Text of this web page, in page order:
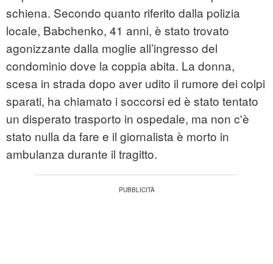
schiena. Secondo quanto riferito dalla polizia
locale, Babchenko, 41 anni, è stato trovato
agonizzante dalla moglie all’ingresso del
condominio dove la coppia abita. La donna,
scesa in strada dopo aver udito il rumore dei colpi
sparati, ha chiamato i soccorsi ed è stato tentato
un disperato trasporto in ospedale, ma non c'è
stato nulla da fare e il giornalista è morto in
ambulanza durante il tragitto.